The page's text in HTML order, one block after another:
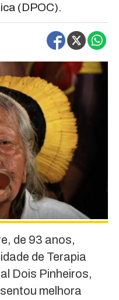
(DPOC).
de 93 anos,
de Terapia
Dois Pinheiros,
melhora